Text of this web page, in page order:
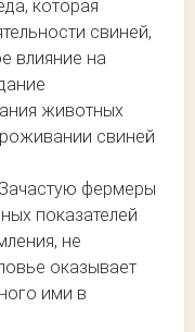
которая
свиней,
влияние на
животных
свиней
фермеры
показателей
не
оказывает
ими в